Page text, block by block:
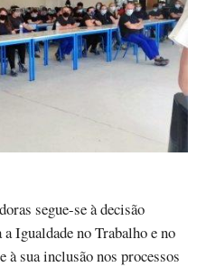
segue-se à decisão
Igualdade no Trabalho e no
sua inclusão nos processos